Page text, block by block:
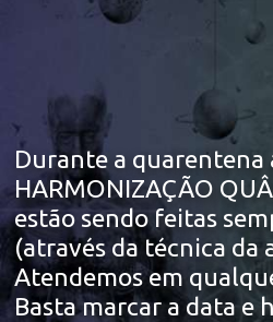
Durante a quarentena
HARMONIZAÇÃO
estão sendo feitas
(através da técnica da
Atendemos em
Basta marcar a data e